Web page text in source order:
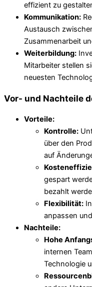
effizient zu
Kommunikation:
Austausch
Zusammenarbeit
Weiterbildung:
Mitarbeiter stellen
neuesten
Vor- und Nachteile
Vorteile:
Kontrolle:
über den
auf
gespart
bezahlt
Flexibilität:
anpassen
Nachteile:
Hohe
internen
Technologie